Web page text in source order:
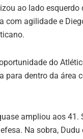
ao lado
com agilidade e
do
para dentro da área
ampliou aos
Na sobra,